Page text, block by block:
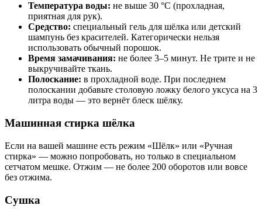
Температура воды: не выше 30 °C (прохладная,
приятная для рук).
Средство: специальный гель для шёлка или детский
шампунь без красителей. Категорически нельзя
использовать обычный порошок.
Время замачивания: не более 3–5 минут. Не трите и не
выкручивайте ткань.
Полоскание: в прохладной воде. При последнем
полоскании добавьте столовую ложку белого уксуса на 3
литра воды — это вернёт блеск шёлку.
Машинная стирка шёлка
Если на вашей машине есть режим «Шёлк» или «Ручная
стирка» — можно попробовать, но только в специальном
сетчатом мешке. Отжим — не более 200 оборотов или вовсе
без отжима.
Сушка